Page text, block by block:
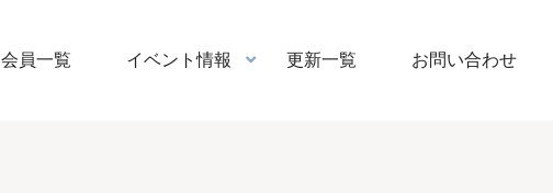
会員一覧 イベント情報 更新一覧 お問い合わせ